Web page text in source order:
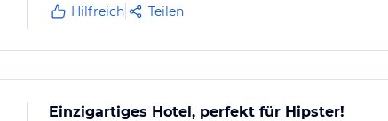
Hilfreich Teilen
Einzigartiges Hotel, perfekt für Hipster!